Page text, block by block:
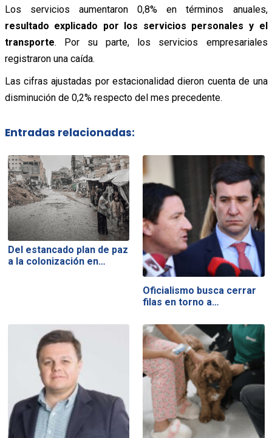
Los servicios aumentaron 0,8% en términos anuales,
resultado explicado por los servicios personales y el
transporte. Por su parte, los servicios empresariales
registraron una caída.
Las cifras ajustadas por estacionalidad dieron cuenta de una
disminución de 0,2% respecto del mes precedente.
Entradas relacionadas:
Del estancado plan de paz
a la colonización en…
Oficialismo busca cerrar
filas en torno a…